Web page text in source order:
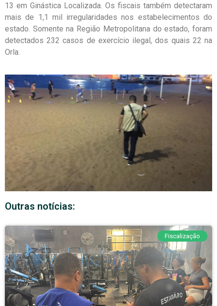
13 em Ginástica Localizada. Os fiscais também detectaram
mais de 1,1 mil irregularidades nos estabelecimentos do
estado. Somente na Região Metropolitana do estado, foram
detectados 232 casos de exercício ilegal, dos quais 22 na
Orla.
Outras notícias:
Fiscalização